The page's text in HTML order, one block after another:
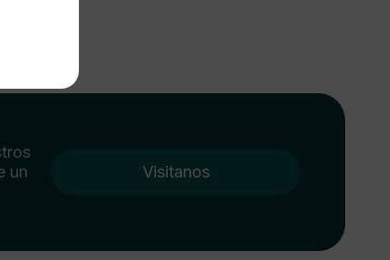
un
Visitanos